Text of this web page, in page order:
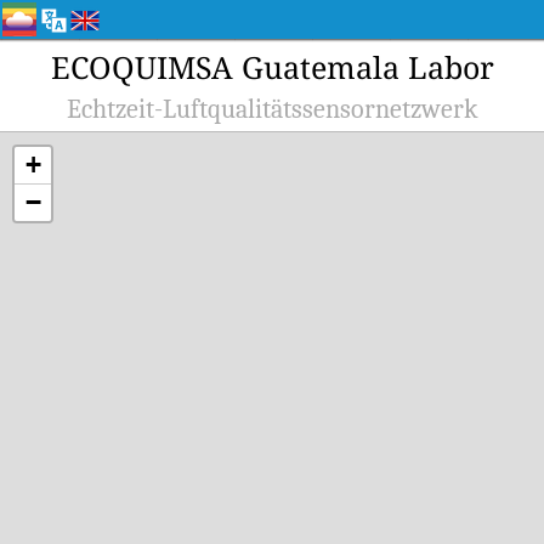
ECOQUIMSA Guatemala Labor
Echtzeit-Luftqualitätssensornetzwerk
+
−